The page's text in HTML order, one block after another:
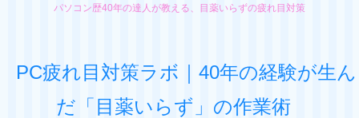
パソコン歴40年の達人が教える、目薬いらずの疲れ目対策
PC疲れ目対策ラボ｜40年の経験が生ん
だ「目薬いらず」の作業術